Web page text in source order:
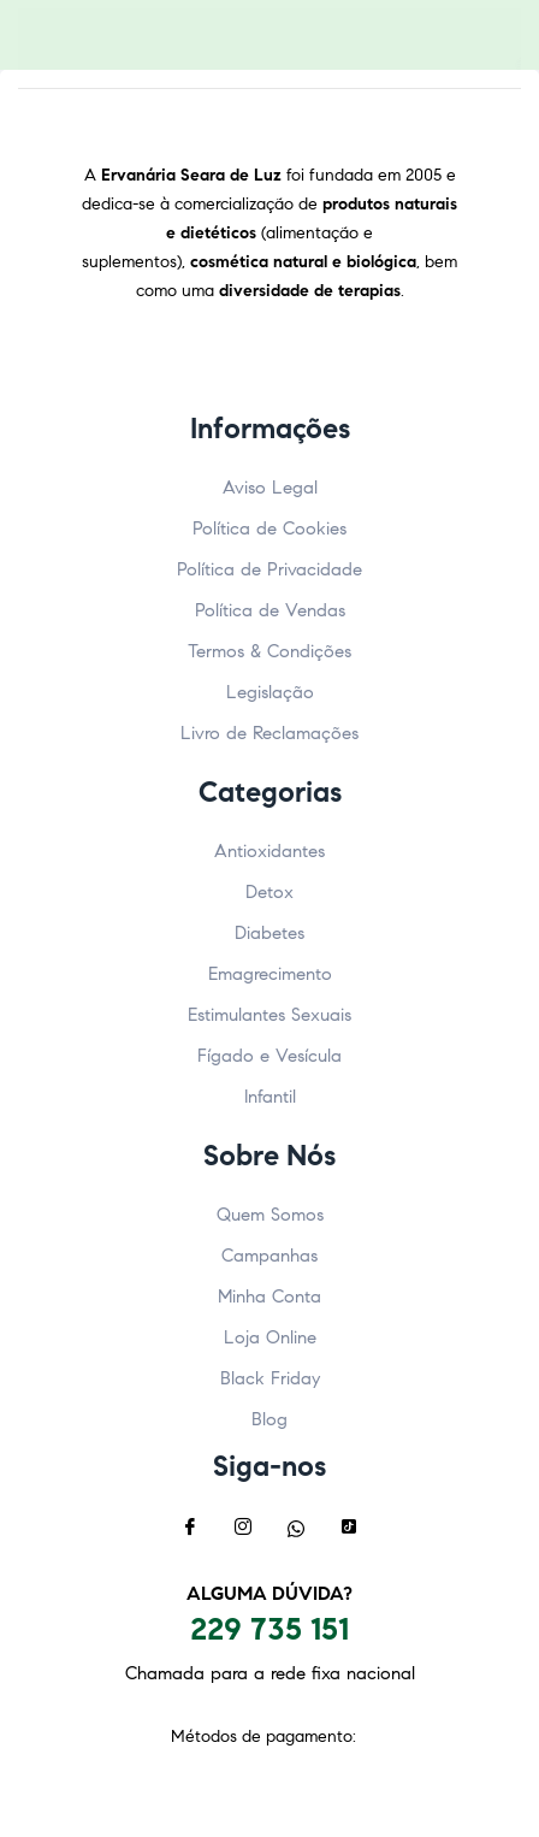
A Ervanária Seara de Luz foi fundada em 2005 e
dedica-se à comercialização de produtos naturais
e dietéticos (alimentação e
suplementos), cosmética natural e biológica, bem
como uma diversidade de terapias.
Informações
Aviso Legal
Política de Cookies
Política de Privacidade
Política de Vendas
Termos & Condições
Legislação
Livro de Reclamações
Categorias
Antioxidantes
Detox
Diabetes
Emagrecimento
Estimulantes Sexuais
Fígado e Vesícula
Infantil
Sobre Nós
Quem Somos
Campanhas
Minha Conta
Loja Online
Black Friday
Blog
Siga-nos
ALGUMA DÚVIDA?
229 735 151
Chamada para a rede fixa nacional
Métodos de pagamento: